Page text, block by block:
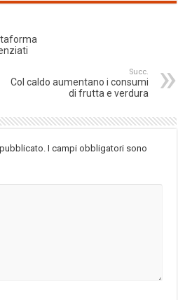
Succ.
Col caldo aumentano i consumi
di frutta e verdura
I campi obbligatori sono